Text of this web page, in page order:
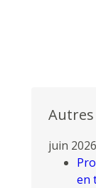
juin 2026
en